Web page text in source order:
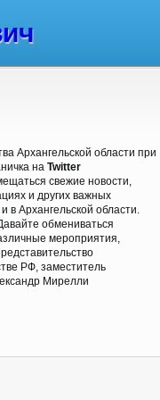
Архангельской области при
на Twitter
свежие новости,
и других важных
в Архангельской области.
обмениваться
мероприятия,
РФ, заместитель
Мирелли